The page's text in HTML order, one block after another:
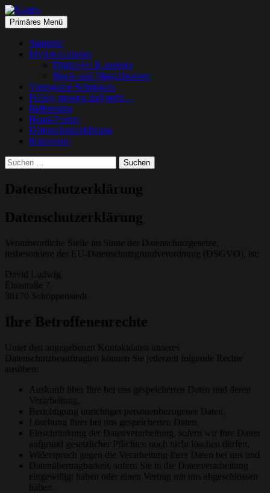
Norths
Suchen
Primäres Menü Springe
zum
Startseite
MyArt-Galleries
DigitalArt & anderes
Buch- und Magazincover
Videogame Schnipsels
Folien, messen und mehr…
Referenzen
Board/Forum
Datenschutzerklärung
Impressum
Suchen
nach:
Datenschutzerklärung
Datenschutzerklärung
Verantwortliche Stelle im Sinne der Datenschutzgesetze,
insbesondere der EU-Datenschutzgrundverordnung (DSGVO), ist:
David Ludwig
Elmstraße 7
38170 Schöppenstedt
Ihre Betroffenenrechte
Unter den angegebenen Kontaktdaten unseres
Datenschutzbeauftragten können Sie jederzeit folgende Rechte
ausüben:
Auskunft über Ihre bei uns gespeicherten Daten und deren
Verarbeitung,
Berichtigung unrichtiger personenbezogener Daten,
Löschung Ihrer bei uns gespeicherten Daten,
Einschränkung der Datenverarbeitung, sofern wir Ihre Daten
aufgrund gesetzlicher Pflichten noch nicht löschen dürfen,
Widerspruch gegen die Verarbeitung Ihrer Daten bei uns und
Datenübertragbarkeit, sofern Sie in die Datenverarbeitung
eingewilligt haben oder einen Vertrag mit uns abgeschlossen
haben.